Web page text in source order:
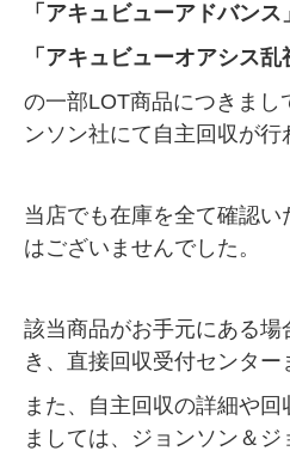
「アキュビューアドバンス」
「アキュビューオアシス乱
の一部LOT商品につきまし
ンソン社にて自主回収が行
当店でも在庫を全て確認
はございませんでした。
該当商品がお手元にある
き、直接回収受付センター
また、自主回収の詳細や回
ましては、ジョンソン＆